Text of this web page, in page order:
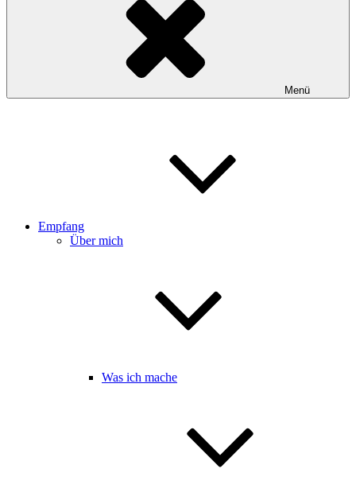
Menü
Empfang
Über mich
Was ich mache